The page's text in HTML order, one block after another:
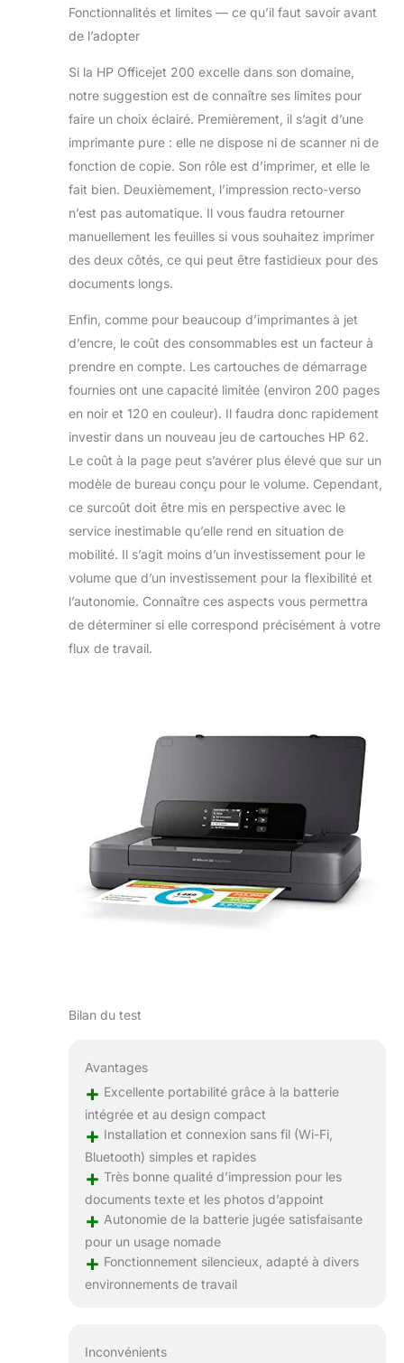
Fonctionnalités et limites — ce qu’il faut savoir avant
de l’adopter
Si la HP Officejet 200 excelle dans son domaine,
notre suggestion est de connaître ses limites pour
faire un choix éclairé. Premièrement, il s’agit d’une
imprimante pure : elle ne dispose ni de scanner ni de
fonction de copie. Son rôle est d’imprimer, et elle le
fait bien. Deuxièmement, l’impression recto-verso
n’est pas automatique. Il vous faudra retourner
manuellement les feuilles si vous souhaitez imprimer
des deux côtés, ce qui peut être fastidieux pour des
documents longs.
Enfin, comme pour beaucoup d’imprimantes à jet
d’encre, le coût des consommables est un facteur à
prendre en compte. Les cartouches de démarrage
fournies ont une capacité limitée (environ 200 pages
en noir et 120 en couleur). Il faudra donc rapidement
investir dans un nouveau jeu de cartouches HP 62.
Le coût à la page peut s’avérer plus élevé que sur un
modèle de bureau conçu pour le volume. Cependant,
ce surcoût doit être mis en perspective avec le
service inestimable qu’elle rend en situation de
mobilité. Il s’agit moins d’un investissement pour le
volume que d’un investissement pour la flexibilité et
l’autonomie. Connaître ces aspects vous permettra
de déterminer si elle correspond précisément à votre
flux de travail.
Bilan du test
Avantages
+ Excellente portabilité grâce à la batterie
intégrée et au design compact
+ Installation et connexion sans fil (Wi-Fi,
Bluetooth) simples et rapides
+ Très bonne qualité d’impression pour les
documents texte et les photos d’appoint
+ Autonomie de la batterie jugée satisfaisante
pour un usage nomade
+ Fonctionnement silencieux, adapté à divers
environnements de travail
Inconvénients